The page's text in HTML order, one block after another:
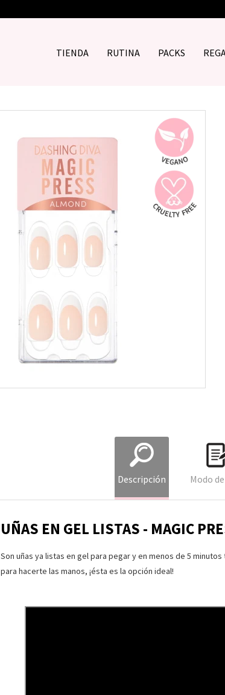
TIENDA RUTINA PACKS
Descripción Modo
UÑAS EN GEL LISTAS - MAGIC
Son uñas ya listas en gel para pegar y en menos de 5
para hacerte las manos, ¡ésta es la opción ideal!